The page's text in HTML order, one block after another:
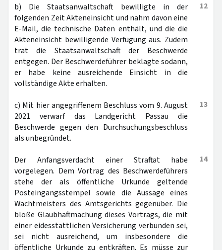
12
b) Die Staatsanwaltschaft bewilligte in der
folgenden Zeit Akteneinsicht und nahm davon eine
E-Mail, die technische Daten enthält, und die die
Akteneinsicht bewilligende Verfügung aus. Zudem
trat die Staatsanwaltschaft der Beschwerde
entgegen. Der Beschwerdeführer beklagte sodann,
er habe keine ausreichende Einsicht in die
vollständige Akte erhalten.
13
c) Mit hier angegriffenem Beschluss vom 9. August
2021 verwarf das Landgericht Passau die
Beschwerde gegen den Durchsuchungsbeschluss
als unbegründet.
14
Der Anfangsverdacht einer Straftat habe
vorgelegen. Dem Vortrag des Beschwerdeführers
stehe der als öffentliche Urkunde geltende
Posteingangsstempel sowie die Aussage eines
Wachtmeisters des Amtsgerichts gegenüber. Die
bloße Glaubhaftmachung dieses Vortrags, die mit
einer eidesstattlichen Versicherung verbunden sei,
sei nicht ausreichend, um insbesondere die
öffentliche Urkunde zu entkräften. Es müsse zur